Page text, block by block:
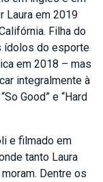
Laura em 2019
Filha do
ídolos do esporte
em 2018 – mas
integralmente à
Good” e “Hard
e filmado em
tanto Laura
Dentre os